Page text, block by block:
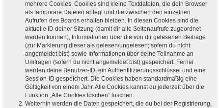
mehrere Cookies. Cookies sind kleine Textdateien, die dein Browser
als temporäre Dateien ablegt und die zwischen den einzelnen
Aufrufen des Boards erhalten bleiben. In diesen Cookies sind die
aktuelle ID deiner Sitzung (damit dir alle Seitenaufrufe zugeordnet
werden können), Informationen über die von dir gelesenen Beiträge
(zur Markierung dieser als gelesen/ungelesen; sofern du nicht
angemeldet bist) sowie Informationen über deine Teilnahme an
Umfragen (sofern du nicht angemeldet bist) gespeichert. Ferner
werden deine Benutzer-ID, ein Authentifizierungsschlüssel und eine
Session-ID gespeichert. Die Cookies haben standardmäßig eine
Gültigkeit von einem Jahr. Alle Cookies kannst du jederzeit über die
Funktion „Alle Cookies löschen“ löschen.
Weiterhin werden die Daten gespeichert, die du bei der Registrierung,